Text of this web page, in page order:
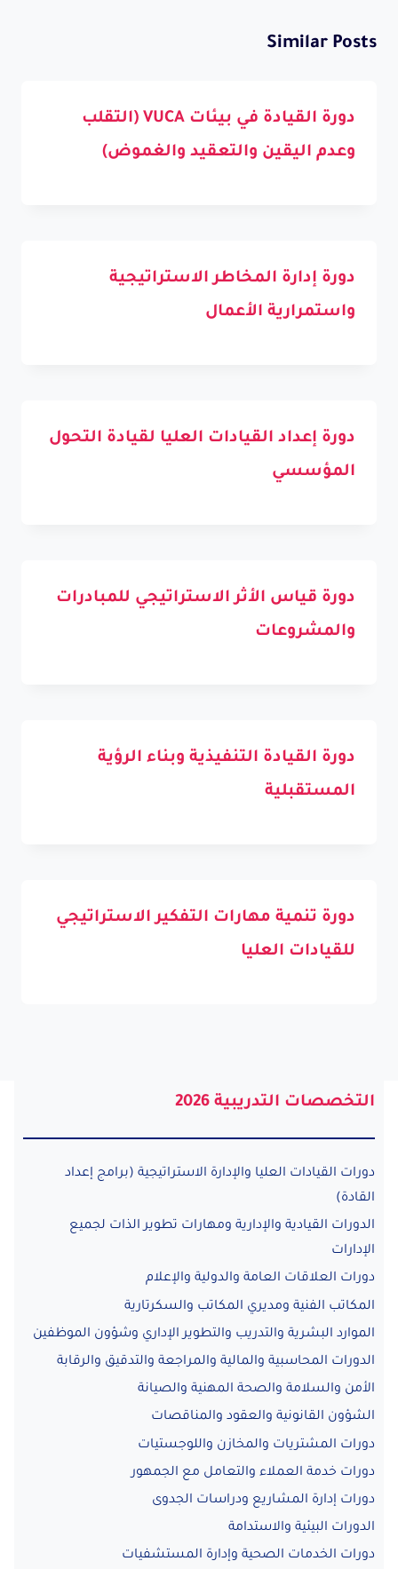
Similar Posts
دورة القيادة في بيئات VUCA (التقلب
وعدم اليقين والتعقيد والغموض)
دورة إدارة المخاطر الاستراتيجية
واستمرارية الأعمال
دورة إعداد القيادات العليا لقيادة التحول
المؤسسي
دورة قياس الأثر الاستراتيجي للمبادرات
والمشروعات
دورة القيادة التنفيذية وبناء الرؤية
المستقبلية
دورة تنمية مهارات التفكير الاستراتيجي
للقيادات العليا
التخصصات التدريبية 2026
دورات القيادات العليا والإدارة الاستراتيجية (برامج إعداد
القادة)
الدورات القيادية والإدارية ومهارات تطوير الذات لجميع
الإدارات
دورات العلاقات العامة والدولية والإعلام
المكاتب الفنية ومديري المكاتب والسكرتارية
الموارد البشرية والتدريب والتطوير الإداري وشؤون الموظفين
الدورات المحاسبية والمالية والمراجعة والتدقيق والرقابة
الأمن والسلامة والصحة المهنية والصيانة
الشؤون القانونية والعقود والمناقصات
دورات المشتريات والمخازن واللوجستيات
دورات خدمة العملاء والتعامل مع الجمهور
دورات إدارة المشاريع ودراسات الجدوى
الدورات البيئية والاستدامة
دورات الخدمات الصحية وإدارة المستشفيات